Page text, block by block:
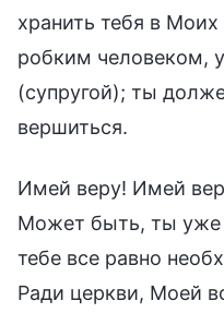
хранить тебя в Моих
робким человеком,
(супругой); ты
вершиться.
Имей веру! Имей
Может быть, ты уже
тебе все равно
Ради церкви, Моей